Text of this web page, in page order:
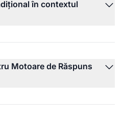
în contextul
Motoare de Răspuns